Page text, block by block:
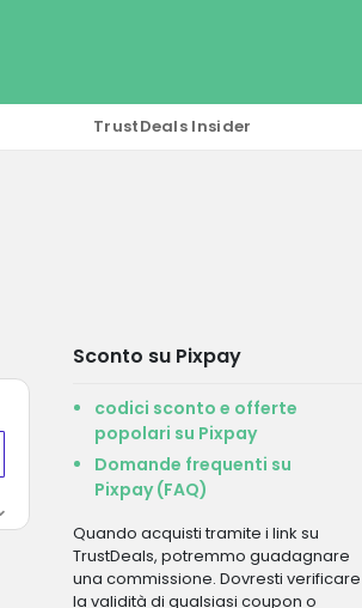
TrustDeals Insider
Sconto su Pixpay
codici sconto e offerte
popolari su Pixpay
Domande frequenti su
Pixpay (FAQ)
Quando acquisti tramite i link su
TrustDeals, potremmo guadagnare
una commissione. Dovresti verificare
la validità di qualsiasi coupon o